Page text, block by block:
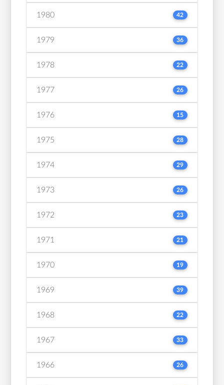
1980 42
1979 36
1978 22
1977 26
1976 15
1975 28
1974 29
1973 26
1972 23
1971 21
1970 19
1969 39
1968 22
1967 33
1966 26